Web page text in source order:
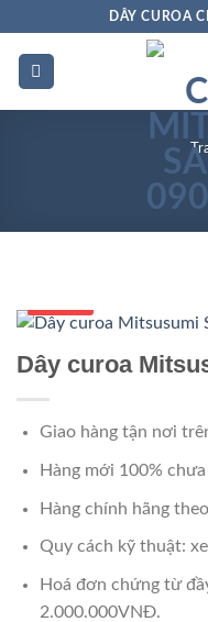
dung
DÂY CUROA
Dây curoa
Giao hàng tận nơi
Hàng mới 100%
Hàng chính hãng
Quy cách kỹ thuật:
Hoá đơn chứng từ
2.000.000VNĐ.